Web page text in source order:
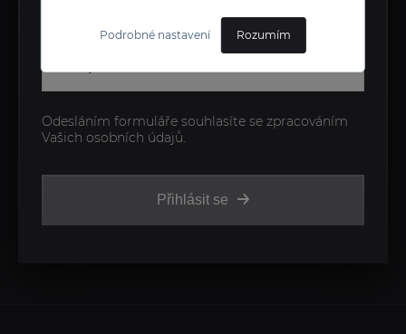
Podrobné nastavení Rozumím
Přihlásit se
Odesláním formuláře souhlasíte se zpracováním
Vašich osobních údajů.